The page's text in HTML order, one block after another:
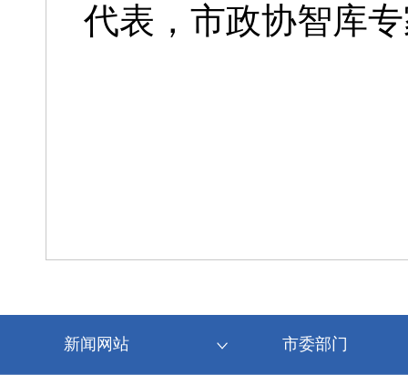
代表，市政协智库
新闻网站 市委部门